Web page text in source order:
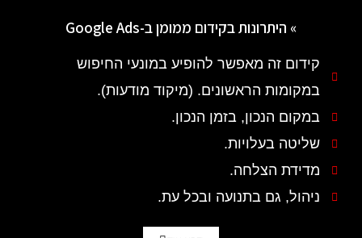
» היתרונות בקידום ממומן ב-Google Ads
קידום זה מאפשר להופיע במונעי החיפוש
במקומות הראשונים. (מיקוד מודעות).
במקום הנכון, בזמן הנכון.
שליטה בעלויות.
מדידת הצלחה.
ניהול, גם בתנועה ובכל עת.